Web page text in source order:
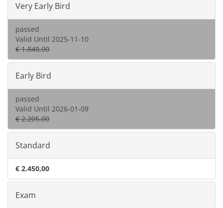
Very Early Bird
passed
Valid Until 2025-11-10
€ 1.840,00
Early Bird
passed
Valid Until 2026-01-09
€ 2.205,00
Standard
€ 2.450,00
Exam